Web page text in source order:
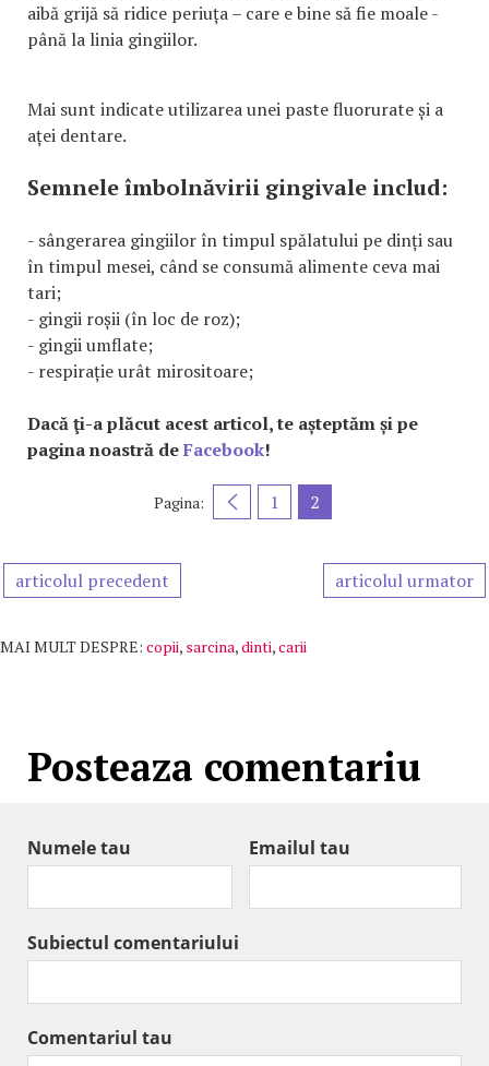
aibă grijă să ridice periuța – care e bine să fie moale -
până la linia gingiilor.
Mai sunt indicate utilizarea unei paste fluorurate și a
aței dentare.
Semnele îmbolnăvirii gingivale includ:
- sângerarea gingiilor în timpul spălatului pe dinți sau
în timpul mesei, când se consumă alimente ceva mai
tari;
- gingii roșii (în loc de roz);
- gingii umflate;
- respirație urât mirositoare;
Dacă ţi-a plăcut acest articol, te așteptăm și pe
pagina noastră deFacebook!
Pagina: 1 2
articolul precedent articolul urmator
MAI MULT DESPRE: copii, sarcina,dinti,carii
Posteaza comentariu
Numele tau Emailul tau
Subiectul comentariului
Comentariul tau